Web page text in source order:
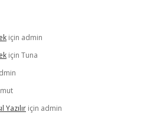
için admin
için Tuna
Yazılır için admin